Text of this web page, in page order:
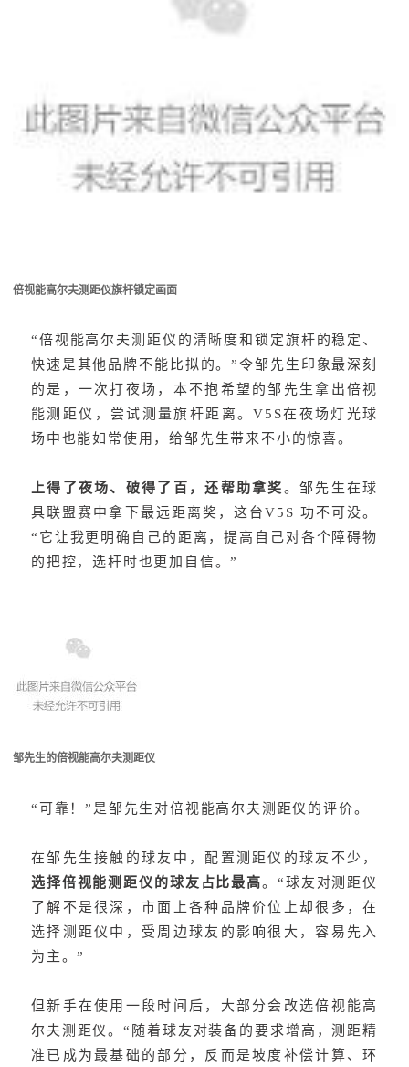
倍视能高尔夫测距仪旗杆锁定画面
“倍视能高尔夫测距仪的清晰度和锁定旗杆的稳定、
快速是其他品牌不能比拟的。”令邹先生印象最深刻
的是，一次打夜场，本不抱希望的邹先生拿出倍视
能测距仪，尝试测量旗杆距离。V5S在夜场灯光球
场中也能如常使用，给邹先生带来不小的惊喜。
上得了夜场、破得了百，还帮助拿奖。邹先生在球
具联盟赛中拿下最远距离奖，这台V5S 功不可没。
“它让我更明确自己的距离，提高自己对各个障碍物
的把控，选杆时也更加自信。”
邹先生的倍视能高尔夫测距仪
“可靠！”是邹先生对倍视能高尔夫测距仪的评价。
在邹先生接触的球友中，配置测距仪的球友不少，
选择倍视能测距仪的球友占比最高。“球友对测距仪
了解不是很深，市面上各种品牌价位上却很多，在
选择测距仪中，受周边球友的影响很大，容易先入
为主。”
但新手在使用一段时间后，大部分会改选倍视能高
尔夫测距仪。“随着球友对装备的要求增高，测距精
准已成为最基础的部分，反而是坡度补偿计算、环